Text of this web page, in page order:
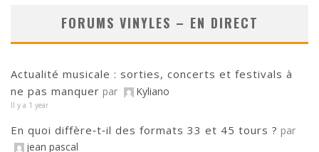
FORUMS VINYLES – EN DIRECT
Actualité musicale : sorties, concerts et festivals à
ne pas manquer par Kyliano
Il y a 1 year
En quoi diffère‑t‑il des formats 33 et 45 tours ? par
jean pascal